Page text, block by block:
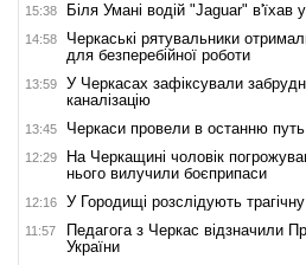
15:38 Біля Умані водій "Jaguar" в'їхав
14:58
Черкаські рятувальники
для безперебійної роботи
13:59
У Черкасах зафіксували
каналізацію
13:45 Черкаси провели в останню путь
12:29
На Черкащині чоловік
нього вилучили боєприпаси
12:16 У Городищі розслідують
11:57
Педагога з Черкас відзначили
України